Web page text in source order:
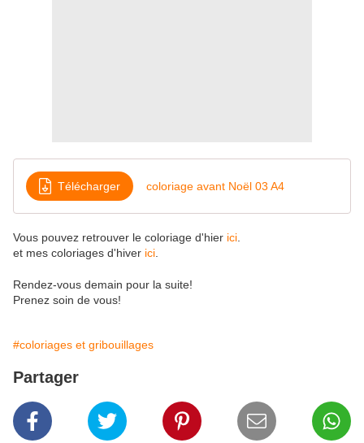
Télécharger coloriage avant Noël 03 A4
Vous pouvez retrouver le coloriage d'hier ici
et mes coloriages d'hiver ici
Rendez-vous demain pour la suite!
Prenez soin de vous!
#coloriages et gribouillages
Partager